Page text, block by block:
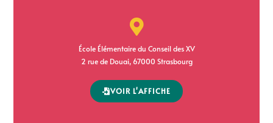
École Élémentaire du Conseil des XV
2 rue de Douai, 67000 Strasbourg
VOIR L'AFFICHE